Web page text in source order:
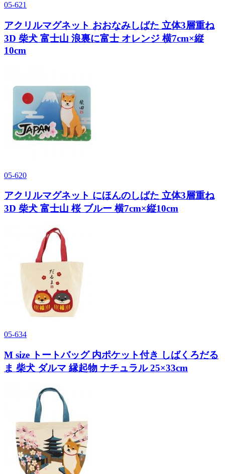
05-621
アクリルマグネット おおなみしばた 立体3層重ね
3D 柴犬 富士山 浪裏に富士 オレンジ 横7cm×縦
10cm
05-620
アクリルマグネット にほんのしばた 立体3層重ね
3D 柴犬 富士山 桜 ブルー 横7cm×縦10cm
05-634
M size トートバッグ 内ポケット付き しばくろだる
ま 柴犬 ダルマ 縁起物 ナチュラル 25×33cm